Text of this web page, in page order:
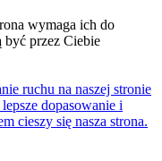
wymaga ich do
być przez Ciebie
ruchu na naszej stronie
dopasowanie i
cieszy się nasza strona.